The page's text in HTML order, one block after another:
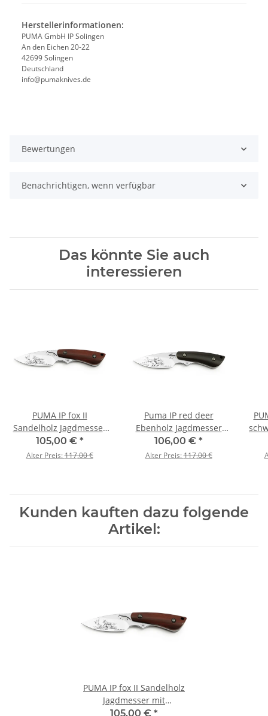
Herstellerinformationen:
PUMA GmbH IP Solingen
An den Eichen 20-22
42699 Solingen
Deutschland
info@pumaknives.de
Bewertungen
Benachrichtigen, wenn verfügbar
Das könnte Sie auch
interessieren
PUMA IP fox II
Sandelholz Jagdmesser
mit Lederscheide
105,00 € *
Alter Preis:117,00 €
Puma IP red deer
Ebenholz Jagdmesser
mit Lederscheide
106,00 € *
Alter Preis:117,00 €
Kunden kauften dazu folgende
Artikel:
PUMA IP fox II Sandelholz
Jagdmesser mit
Lederscheide
105,00 € *